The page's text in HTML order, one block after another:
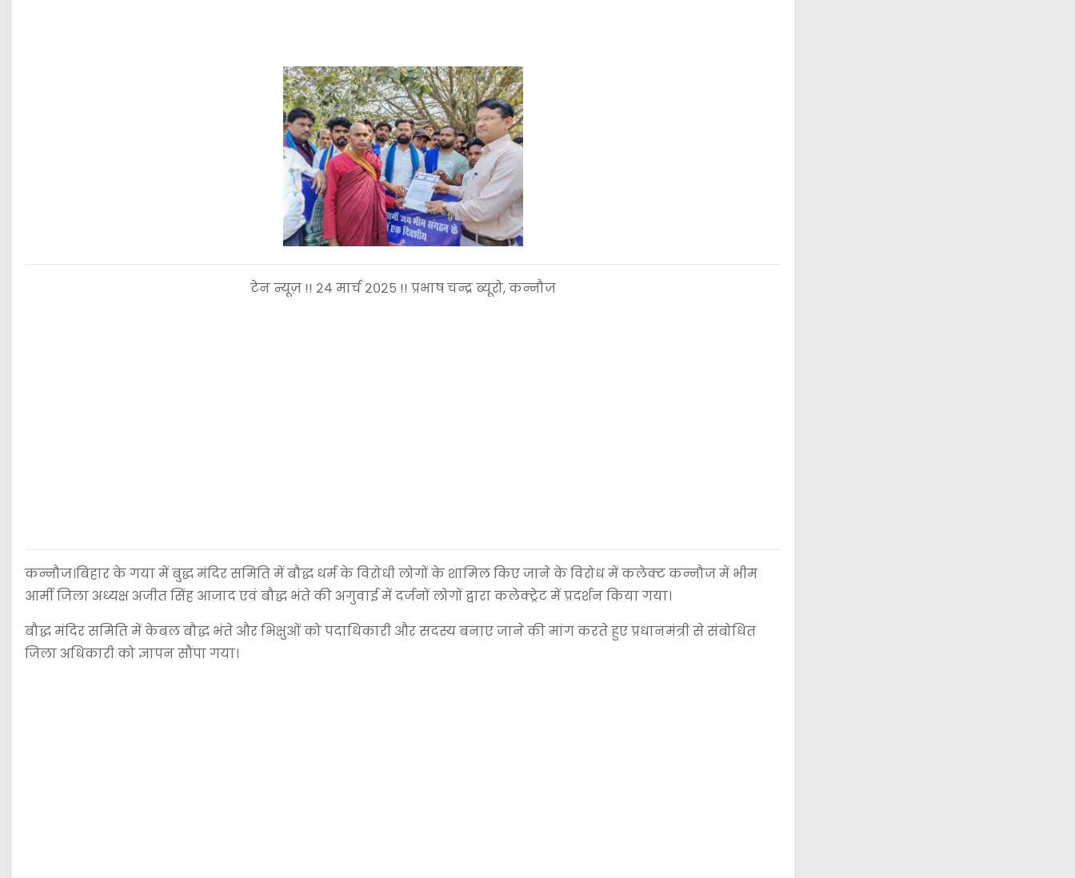
टेन न्यूज़ !! २४ मार्च २०२५ !! प्रभाष चन्द्र ब्यूरो, कन्नौज
कन्नौज।बिहार के गया में बुद्ध मंदिर समिति में बौद्ध धर्म के विरोधी लोगों के शामिल किए जाने के विरोध में कलेक्ट कन्नौज में भीम
आर्मी जिला अध्यक्ष अजीत सिंह आजाद एवं बौद्ध भंते की अगुवाई में दर्जनों लोगों द्वारा कलेक्ट्रेट में प्रदर्शन किया गया।
बौद्ध मंदिर समिति में केबल बौद्ध भंते और भिक्षुओं को पदाधिकारी और सदस्य बनाए जाने की मांग करते हुए प्रधानमंत्री से संबोधित
जिला अधिकारी को ज्ञापन सौंपा गया।